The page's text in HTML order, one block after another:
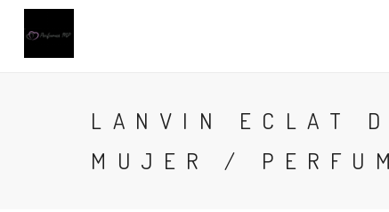
LANVIN ECLAT
MUJER /